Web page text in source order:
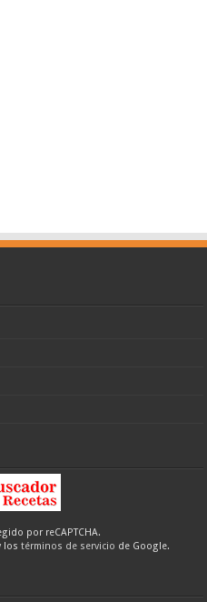
por reCAPTCHA.
los términos de servicio de Google.